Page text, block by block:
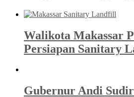
Walikota Makassar
Persiapan Sanitary
Gubernur Andi